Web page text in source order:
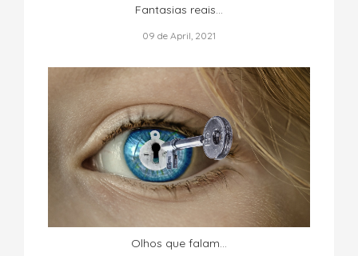
Fantasias reais...
09 de April, 2021
Olhos que falam...